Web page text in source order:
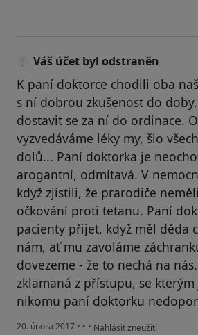
Váš účet byl odstraněn
K paní doktorce chodili oba
s ní dobrou zkušenost do
dostavit se za ní do ordinace.
vyzvedáváme léky my, šlo
dolů... Paní doktorka je
arogantní, odmítavá. V
když zjistili, že prarodiče
očkování proti tetanu. Paní
pacienty přijet, když měl děda
nám, ať mu zavoláme
dovezeme - že to nechá na
zklamaná z přístupu, se kterým
nikomu paní doktorku
20. února 2017 • • • podle názoru uživatele Váš
Nahlásit zneužití